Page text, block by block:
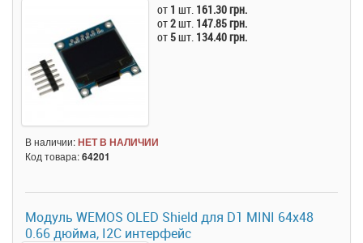
от 1 шт. 161.30 грн.
от2шт. 147.85 грн.
от 5шт. 134.40 грн.
В наличии:НЕТ В НАЛИЧИИ
Код товара:64201
Модуль WEMOS OLED Shield для D1 MINI 64x48
0.66 дюйма, I2C интерфейс